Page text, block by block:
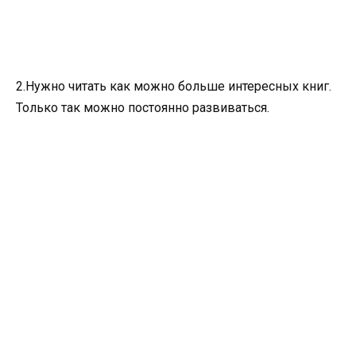
2.Нужно читать как можно больше интересных книг.
Только так можно постоянно развиваться.